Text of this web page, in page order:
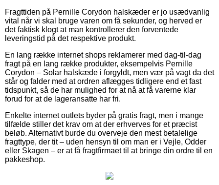
Fragttiden på Pernille Corydon halskæder er jo usædvanlig
vital når vi skal bruge varen om få sekunder, og herved er
det faktisk klogt at man kontrollerer den forventede
leveringstid på det respektive produkt.
En lang række internet shops reklamerer med dag-til-dag
fragt på en lang række produkter, eksempelvis Pernille
Corydon – Solar halskæde i forgyldt, men vær på vagt da det
står og falder med at ordren aflægges tidligere end et fast
tidspunkt, så de har mulighed for at nå at få varerne klar
forud for at de lageransatte har fri.
Enkelte internet outlets byder på gratis fragt, men i mange
tilfælde stiller det krav om at der erhverves for et præcist
beløb. Alternativt burde du overveje den mest betalelige
fragttype, der tit – uden hensyn til om man er i Vejle, Odder
eller Skagen – er at få fragtfirmaet til at bringe din ordre til en
pakkeshop.